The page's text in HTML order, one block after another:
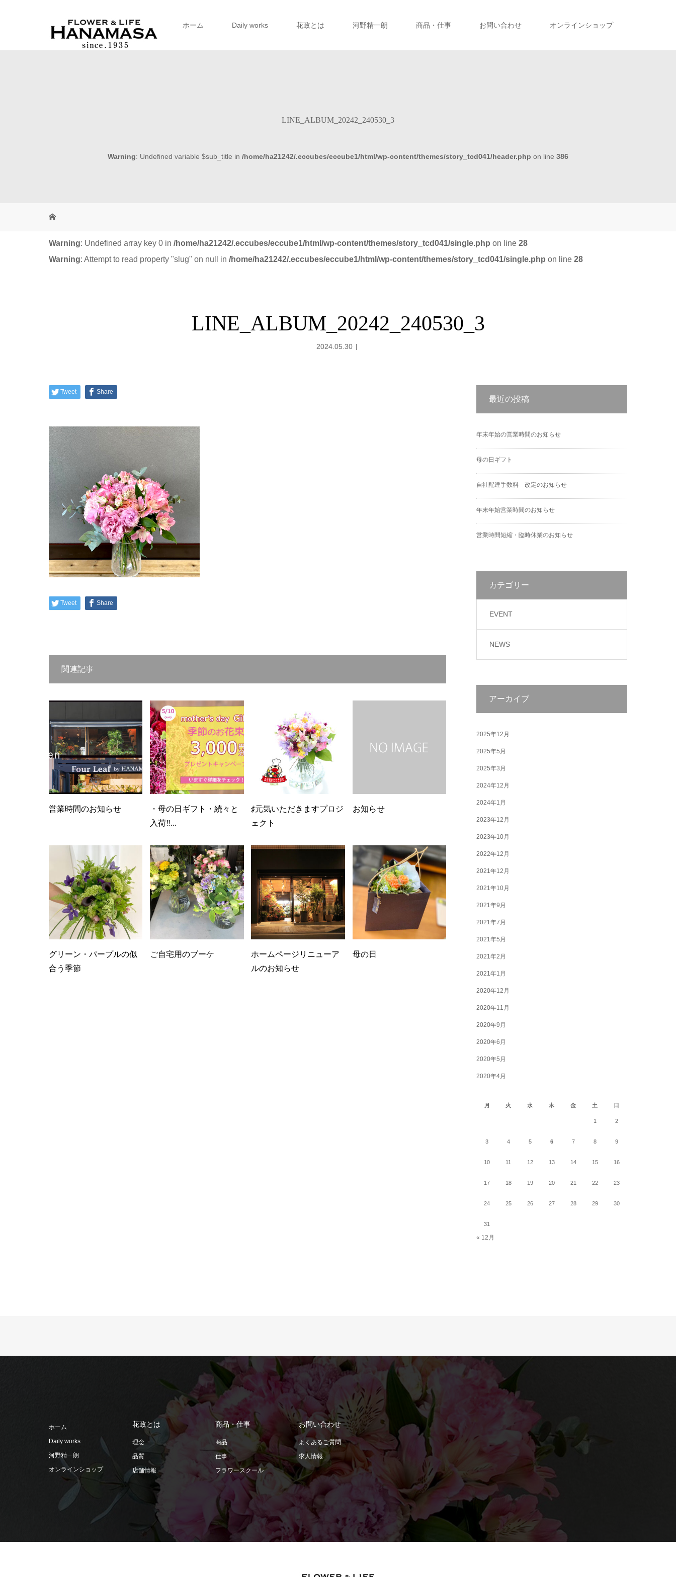
ホーム Daily works 花政とは 河野精一朗 商品・仕事 お問い合わせ オンラインショップ
LINE_ALBUM_20242_240530_3
Warning: Undefined variable $sub_title in /home/ha21242/.eccubes/eccube1/html/wp-content/themes/story_tcd041/header.php on line 386
Warning: Undefined array key 0 in /home/ha21242/.eccubes/eccube1/html/wp-content/themes/story_tcd041/single.php on line 28
Warning: Attempt to read property "slug" on null in /home/ha21242/.eccubes/eccube1/html/wp-content/themes/story_tcd041/single.php on line 28
LINE_ALBUM_20242_240530_3
2024.05.30
Tweet Share
Tweet Share
関連記事
営業時間のお知らせ
・母の日ギフト・続々と
入荷‼...
♯元気いただきますプロジ
ェクト
お知らせ
グリーン・パープルの似
合う季節
ご自宅用のブーケ
ホームページリニューア
ルのお知らせ
母の日
最近の投稿
年末年始の営業時間のお知らせ
母の日ギフト
自社配達手数料 改定のお知らせ
年末年始営業時間のお知らせ
営業時間短縮・臨時休業のお知らせ
カテゴリー
EVENT
NEWS
アーカイブ
2025年12月
2025年5月
2025年3月
2024年12月
2024年1月
2023年12月
2023年10月
2022年12月
2021年12月
2021年10月
2021年9月
2021年7月
2021年5月
2021年2月
2021年1月
2020年12月
2020年11月
2020年9月
2020年6月
2020年5月
2020年4月
月
火 水 木 金 土 日
1 2
3 4 5 6 7 8 9
10 11 12 13 14 15 16
17 18 19 20 21 22 23
24 25 26 27 28 29 30
31
« 12月
ホーム
Daily works
河野精一朗
オンラインショップ
花政とは
理念
品質
店舗情報
商品・仕事
商品
仕事
フラワースクール
お問い合わせ
よくあるご質問
求人情報